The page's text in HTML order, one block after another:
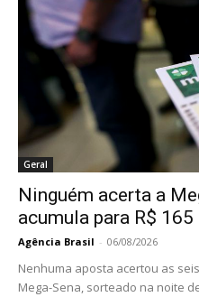
Geral
Ninguém acerta a
acumula para R$
Agência Brasil - 06/08/2026
Nenhuma aposta acertou as
Mega-Sena, sorteado na noite